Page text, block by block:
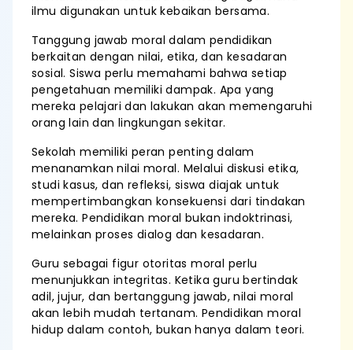
ilmu digunakan untuk kebaikan bersama.
Tanggung jawab moral dalam pendidikan
berkaitan dengan nilai, etika, dan kesadaran
sosial. Siswa perlu memahami bahwa setiap
pengetahuan memiliki dampak. Apa yang
mereka pelajari dan lakukan akan memengaruhi
orang lain dan lingkungan sekitar.
Sekolah memiliki peran penting dalam
menanamkan nilai moral. Melalui diskusi etika,
studi kasus, dan refleksi, siswa diajak untuk
mempertimbangkan konsekuensi dari tindakan
mereka. Pendidikan moral bukan indoktrinasi,
melainkan proses dialog dan kesadaran.
Guru sebagai figur otoritas moral perlu
menunjukkan integritas. Ketika guru bertindak
adil, jujur, dan bertanggung jawab, nilai moral
akan lebih mudah tertanam. Pendidikan moral
hidup dalam contoh, bukan hanya dalam teori.